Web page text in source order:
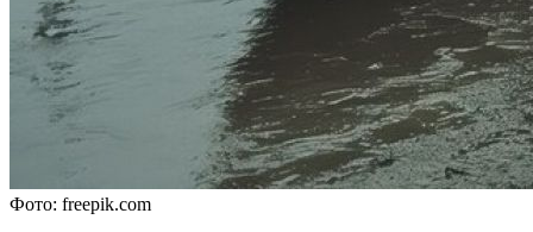
Фото: freepik.com